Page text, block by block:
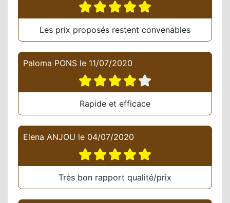
Les prix proposés restent convenables
Paloma PONS le 11/07/2020
Rapide et efficace
Elena ANJOU le 04/07/2020
Très bon rapport qualité/prix